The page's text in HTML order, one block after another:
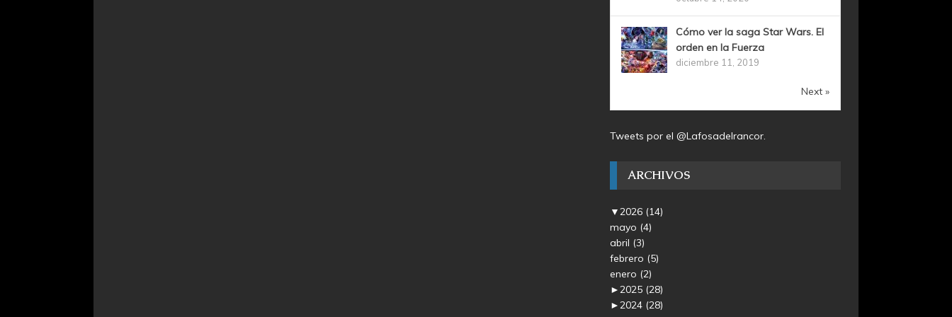
Cómo ver la saga Star Wars. El
orden en la Fuerza
diciembre 11, 2019
Next »
Tweets por el @Lafosadelrancor.
ARCHIVOS
▼2026 (14)
mayo (4)
abril (3)
febrero (5)
enero (2)
►2025 (28)
►2024 (28)